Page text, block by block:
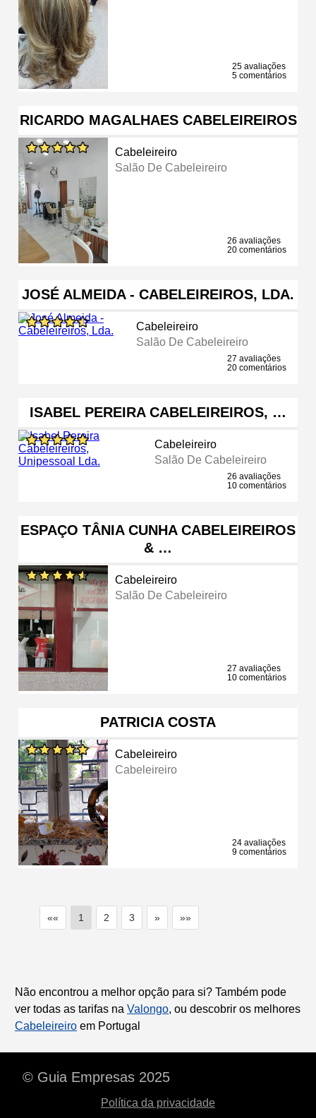
25 avaliações
5 comentários
RICARDO MAGALHAES CABELEIREIROS
Cabeleireiro
Salão De Cabeleireiro
26 avaliações
20 comentários
JOSÉ ALMEIDA - CABELEIREIROS, LDA.
Cabeleireiro
Salão De Cabeleireiro
27 avaliações
20 comentários
ISABEL PEREIRA CABELEIREIROS, …
Cabeleireiro
Salão De Cabeleireiro
26 avaliações
10 comentários
ESPAÇO TÂNIA CUNHA CABELEIREIROS
& …
Cabeleireiro
Salão De Cabeleireiro
27 avaliações
10 comentários
PATRICIA COSTA
Cabeleireiro
Cabeleireiro
24 avaliações
9 comentários
«« 1 2 3 » »»
Não encontrou a melhor opção para si? Também pode
ver todas as tarifas na Valongo, ou descobrir os melhores
Cabeleireiro em Portugal
© Guia Empresas 2025
Política da privacidade